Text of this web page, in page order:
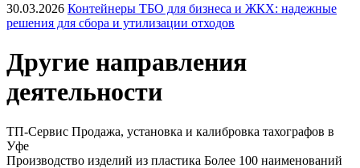
30.03.2026 Контейнеры ТБО для бизнеса и ЖКХ: надежные
решения для сбора и утилизации отходов
Другие направления
деятельности
ТП-Сервис Продажа, установка и калибровка тахографов в
Уфе
Производство изделий из пластика Более 100 наименований